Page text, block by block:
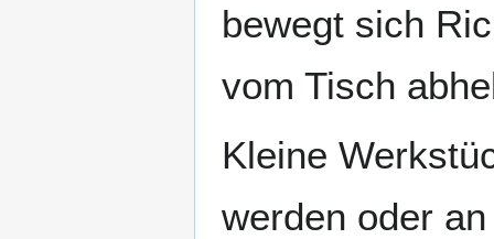
bewegt sich
vom Tisch
Kleine
werden oder